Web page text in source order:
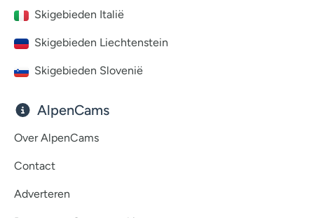
Skigebieden Italië
Skigebieden Liechtenstein
Skigebieden Slovenië
AlpenCams
Over AlpenCams
Contact
Adverteren